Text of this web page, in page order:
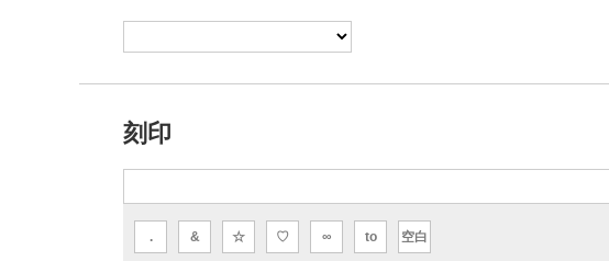
刻印
. & ☆ ♡ ∞ to 空白